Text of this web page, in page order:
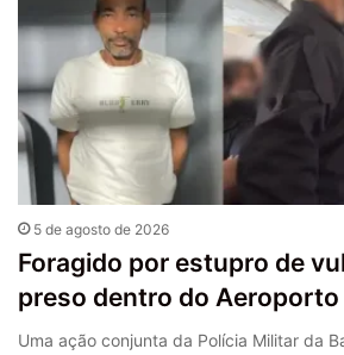
5 de agosto de 2026
Foragido por estupro de
preso dentro do Aeroporto
Uma ação conjunta da Polícia Militar da